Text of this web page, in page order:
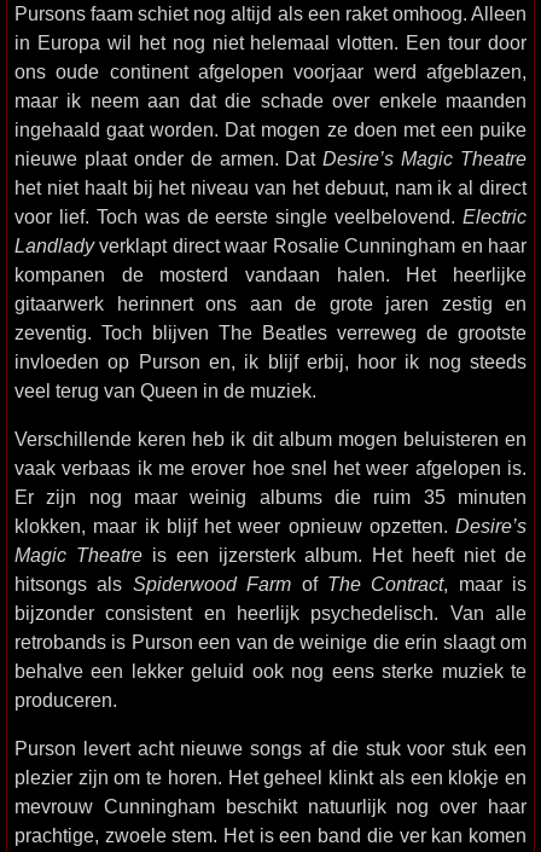
Pursons faam schiet nog altijd als een raket omhoog. Alleen
in Europa wil het nog niet helemaal vlotten. Een tour door
ons oude continent afgelopen voorjaar werd afgeblazen,
maar ik neem aan dat die schade over enkele maanden
ingehaald gaat worden. Dat mogen ze doen met een puike
nieuwe plaat onder de armen. DatDesire’s Magic Theatre
het niet haalt bij het niveau van het debuut, nam ik al direct
voor lief. Toch was de eerste single veelbelovend. Electric
Landladyverklapt direct waar Rosalie Cunningham en haar
kompanen de mosterd vandaan halen. Het heerlijke
gitaarwerk herinnert ons aan de grote jaren zestig en
zeventig. Toch blijven The Beatles verreweg de grootste
invloeden op Purson en, ik blijf erbij, hoor ik nog steeds
veel terug van Queen in de muziek.
Verschillende keren heb ik dit album mogen beluisteren en
vaak verbaas ik me erover hoe snel het weer afgelopen is.
Er zijn nog maar weinig albums die ruim 35 minuten
klokken, maar ik blijf het weer opnieuw opzetten. Desire’s
Magic Theatreis een ijzersterk album. Het heeft niet de
hitsongs als Spiderwood Farm of The Contract, maar is
bijzonder consistent en heerlijk psychedelisch. Van alle
retrobands is Purson een van de weinige die erin slaagt om
behalve een lekker geluid ook nog eens sterke muziek te
produceren.
Purson levert acht nieuwe songs af die stuk voor stuk een
plezier zijn om te horen. Het geheel klinkt als een klokje en
mevrouw Cunningham beschikt natuurlijk nog over haar
prachtige, zwoele stem. Het is een band die ver kan komen